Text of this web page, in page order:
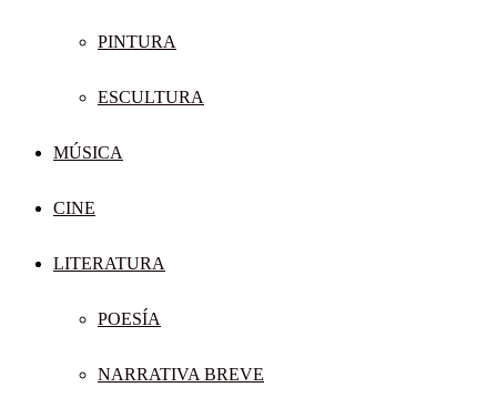
PINTURA
ESCULTURA
MÚSICA
CINE
LITERATURA
POESÍA
NARRATIVA BREVE